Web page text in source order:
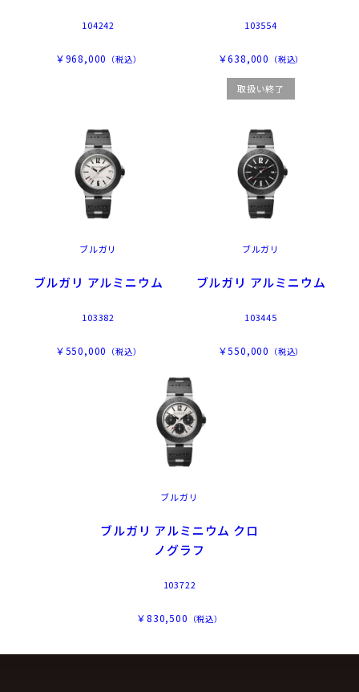
104242
￥968,000 （税込）
103554
￥638,000 （税込）
取扱い終了
ブルガリ
ブルガリ アルミニウム
103382
￥550,000 （税込）
ブルガリ
ブルガリ アルミニウム
103445
￥550,000 （税込）
ブルガリ
ブルガリ アルミニウム クロ
ノグラフ
103722
￥830,500 （税込）